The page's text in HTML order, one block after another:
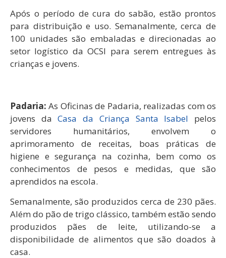
Após o período de cura do sabão, estão prontos
para distribuição e uso. Semanalmente, cerca de
100 unidades são embaladas e direcionadas ao
setor logístico da OCSI para serem entregues às
crianças e jovens.
Padaria: As Oficinas de Padaria, realizadas com os
jovens daCasa da Criança Santa Isabel pelos
servidores humanitários, envolvem o
aprimoramento de receitas, boas práticas de
higiene e segurança na cozinha, bem como os
conhecimentos de pesos e medidas, que são
aprendidos na escola.
Semanalmente, são produzidos cerca de 230 pães.
Além do pão de trigo clássico, também estão sendo
produzidos pães de leite, utilizando-se a
disponibilidade de alimentos que são doados à
casa.